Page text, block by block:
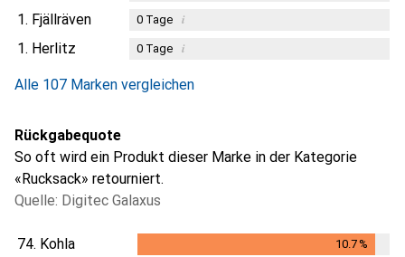
1. Fjällräven 0Tage i
1. Herlitz 0Tage i
Alle 107 Marken vergleichen
Rückgabequote
So oft wird ein Produkt dieser Marke in der Kategorie
«Rucksack» retourniert.
Quelle: Digitec Galaxus
74. Kohla 10.7%